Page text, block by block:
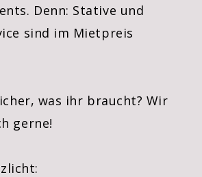
Denn: Stative und
sind im Mietpreis
was ihr braucht? Wir
gerne!